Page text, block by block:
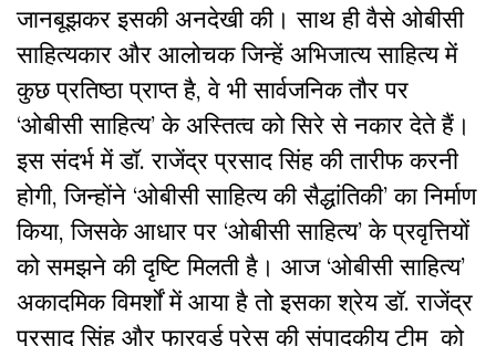
जानबूझकर इसकी अनदेखी की। साथ ही वैसे ओबीसी
साहित्यकार और आलोचक जिन्हें अभिजात्य साहित्य में
कुछ प्रतिष्ठा प्राप्त है, वे भी सार्वजनिक तौर पर
‘ओबीसी साहित्य’ के अस्तित्व को सिरे से नकार देते हैं।
इस संदर्भ में डॉ. राजेंद्र प्रसाद सिंह की तारीफ करनी
होगी, जिन्होंने ‘ओबीसी साहित्य की सैद्धांतिकी’ का निर्माण
किया, जिसके आधार पर ‘ओबीसी साहित्य’ के प्रवृत्तियों
को समझने की दृष्टि मिलती है। आज ‘ओबीसी साहित्य’
अकादमिक विमर्शों में आया है तो इसका श्रेय डॉ. राजेंद्र
प्रसाद सिंह और फारवर्ड प्रेस की संपादकीय टीम को